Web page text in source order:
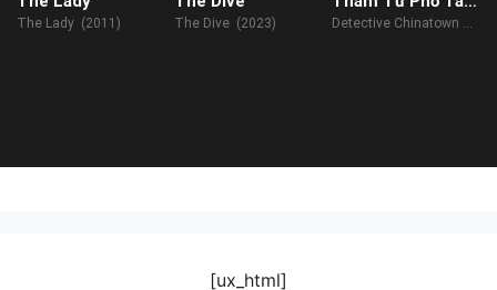
The Lady (2011) The Dive (2023)
3
Detective Chinatown 3